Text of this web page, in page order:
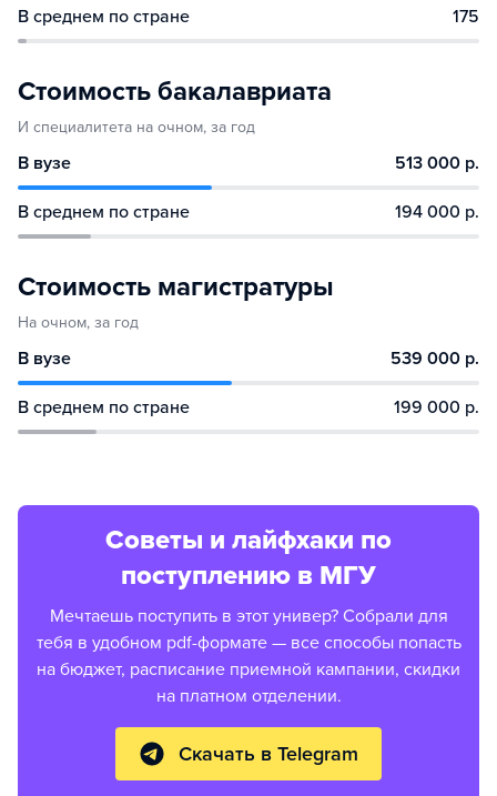
В среднем по стране 175
Стоимость бакалавриата
И специалитета на очном, за год
В вузе 513 000 р.
В среднем по стране 194 000 р.
Стоимость магистратуры
На очном, за год
В вузе 539 000 р.
В среднем по стране 199 000 р.
Советы и лайфхаки по
поступлению в МГУ
Мечтаешь поступить в этот универ? Собрали для
тебя в удобном pdf-формате — все способы попасть
на бюджет, расписание приемной кампании, скидки
на платном отделении.
Скачать в Telegram